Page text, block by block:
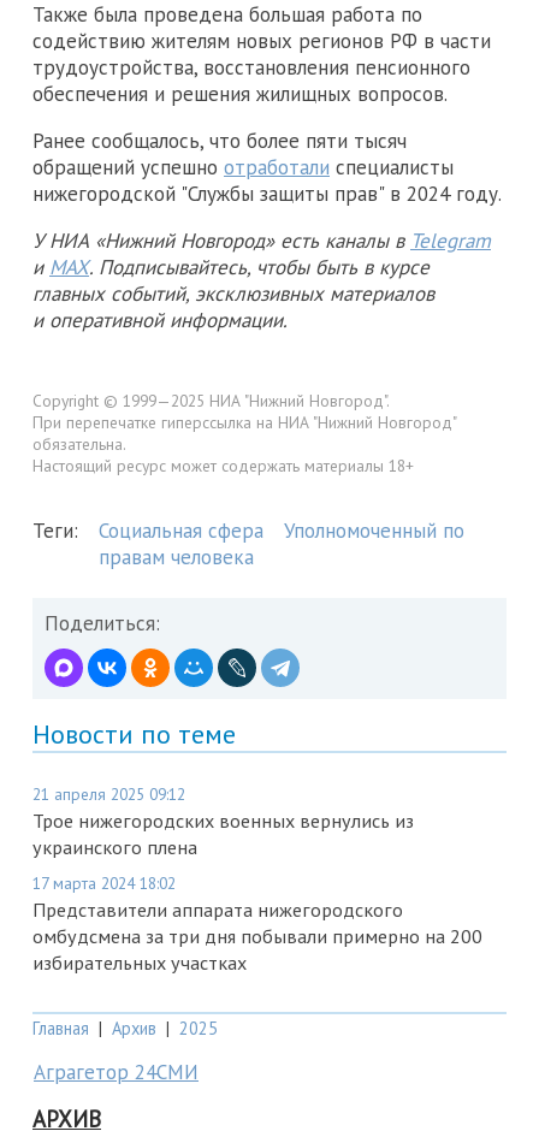
Также была проведена большая работа по
содействию жителям новых регионов РФ в части
трудоустройства, восстановления пенсионного
обеспечения и решения жилищных вопросов.
Ранее сообщалось, что более пяти тысяч
обращений успешно отработали специалисты
нижегородской "Службы защиты прав" в 2024 году.
У НИА «Нижний Новгород» есть каналы в Telegram
и MAX. Подписывайтесь, чтобы быть в курсе
главных событий, эксклюзивных материалов
и оперативной информации.
Copyright © 1999—2025 НИА "Нижний Новгород".
При перепечатке гиперссылка на НИА "Нижний Новгород"
обязательна.
Настоящий ресурс может содержать материалы 18+
Теги: Социальная сфера
Уполномоченный по
правам человека
Поделиться:
Новости по теме
21 апреля 2025 09:12
Трое нижегородских военных вернулись из
украинского плена
17 марта 2024 18:02
Представители аппарата нижегородского
омбудсмена за три дня побывали примерно на 200
избирательных участках
Главная | Архив | 2025
Аграгетор 24СМИ
АРХИВ